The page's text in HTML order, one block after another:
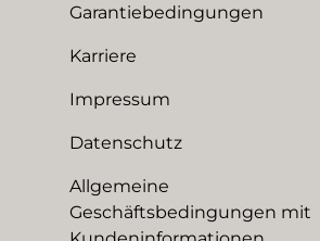
Garantiebedingungen
Karriere
Impressum
Datenschutz
Allgemeine
Geschäftsbedingungen mit